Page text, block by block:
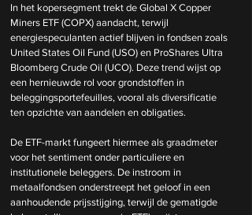
In het kopersegment trekt de Global X Copper
Miners ETF (COPX) aandacht, terwijl
energiespeculanten actief blijven in fondsen zoals
United States Oil Fund (USO) en ProShares Ultra
Bloomberg Crude Oil (UCO). Deze trend wijst op
een hernieuwde rol voor grondstoffen in
beleggingsportefeuilles, vooral als diversificatie
ten opzichte van aandelen en obligaties.
De ETF-markt fungeert hiermee als graadmeter
voor het sentiment onder particuliere en
institutionele beleggers. De instroom in
metaalfondsen onderstreept het geloof in een
aanhoudende prijsstijging, terwijl de gematigde